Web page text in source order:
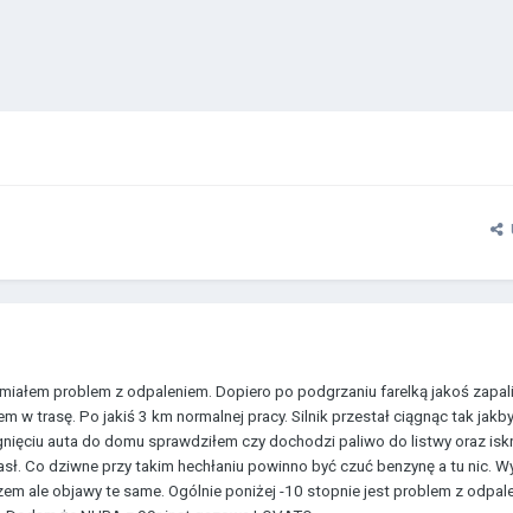
problem z odpaleniem. Dopiero po podgrzaniu farelką jakoś
w trasę. Po jakiś 3 km normalnej pracy. Silnik przestał ciągnąc tak
auta do domu sprawdziłem czy dochodzi paliwo do listwy oraz
Co dziwne przy takim hechłaniu powinno być czuć benzynę a tu nic.
ale objawy te same. Ogólnie poniżej -10 stopnie jest problem z